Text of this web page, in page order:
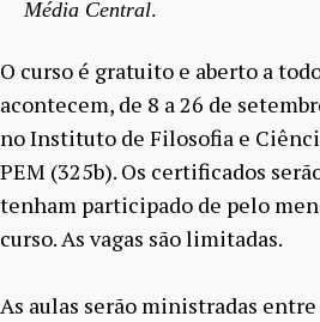
Média Central.
O curso é gratuito e aberto a
acontecem, de 8 a 26 de
no Instituto de Filosofia e
PEM (325b). Os certificados
tenham participado de pelo
curso. As vagas são limitadas.
As aulas serão ministradas entre